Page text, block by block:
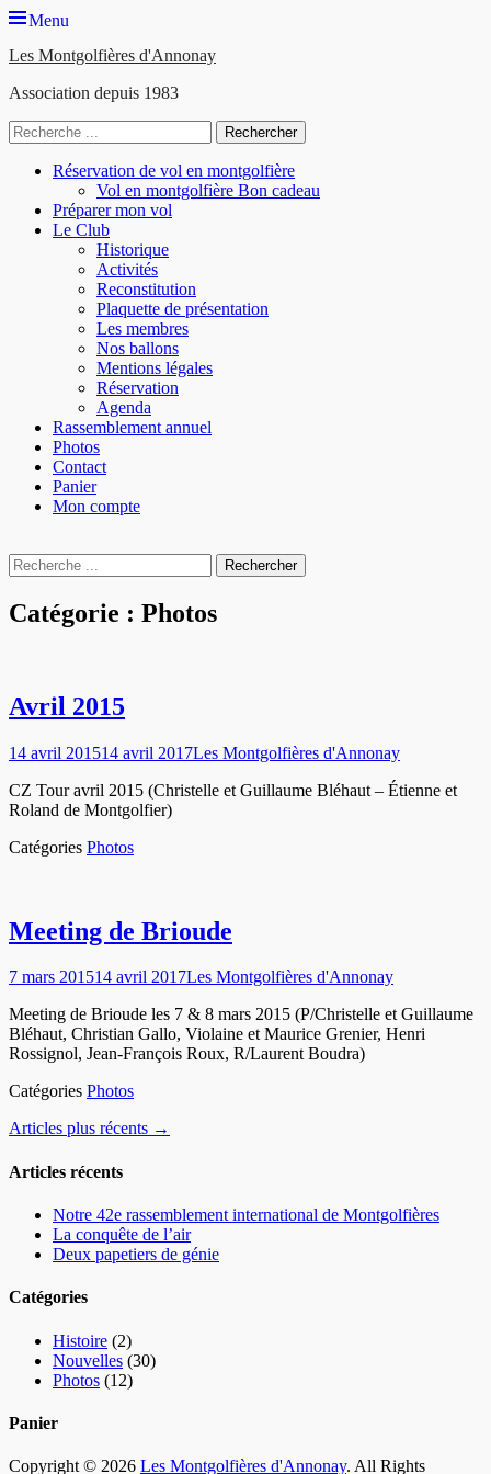
Menu
Les Montgolfières d'Annonay
Association depuis 1983
Rechercher :
Menu
principal
Aller
contenu
Réservation de vol en montgolfière
Vol en montgolfière Bon cadeau
Préparer mon vol
Le Club
Historique
Activités
Reconstitution
Plaquette de présentation
Les membres
Nos ballons
Mentions légales
Réservation
Agenda
Rassemblement annuel
Photos
Contact
Panier
Mon compte
Rechercher :
Catégorie : Photos
Avril 2015
Posted
14 avril 201514 avril 2017Author
Les Montgolfières d'Annonay
CZ Tour avril 2015 (Christelle et Guillaume Bléhaut – Étienne et
Roland de Montgolfier)
Catégories Photos
Meeting de Brioude
Posted
7 mars 201514 avril 2017Author
Les Montgolfières d'Annonay
Meeting de Brioude les 7 & 8 mars 2015 (P/Christelle et Guillaume
Bléhaut, Christian Gallo, Violaine et Maurice Grenier, Henri
Rossignol, Jean-François Roux, R/Laurent Boudra)
Catégories Photos
Navigation
articles
Articles plus récents →
Articles récents
Notre 42e rassemblement international de Montgolfières
La conquête de l’air
Deux papetiers de génie
Catégories
Histoire (2)
Nouvelles (30)
Photos (12)
Panier
Copyright © 2026 Les Montgolfières d'Annonay. All Rights